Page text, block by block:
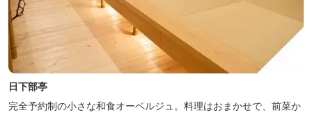
日下部亭
完全予約制の小さな和食オーベルジュ。料理はおまかせで、前菜か